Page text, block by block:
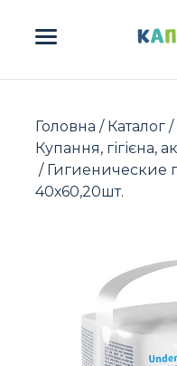
Головна / Каталог /
Купання, гігієна,
/ Гигиенические
40х60,20шт.